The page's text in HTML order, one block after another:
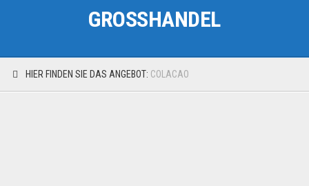
Fahrzeuge & TransportGROSSHANDEL
HIER FINDEN SIE DAS ANGEBOT: COLACAO